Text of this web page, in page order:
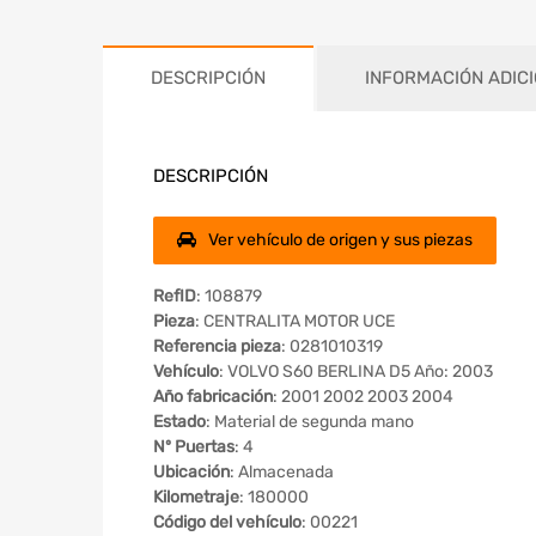
DESCRIPCIÓN INFORMACIÓN
DESCRIPCIÓN
Ver vehículo de origen y sus piezas
RefID: 108879
Pieza: CENTRALITA MOTOR UCE
Referencia pieza: 0281010319
Vehículo: VOLVO S60 BERLINA D5 Año: 2003
Año fabricación: 2001 2002 2003 2004
Estado: Material de segunda mano
Nº Puertas: 4
Ubicación: Almacenada
Kilometraje: 180000
Código del vehículo: 00221